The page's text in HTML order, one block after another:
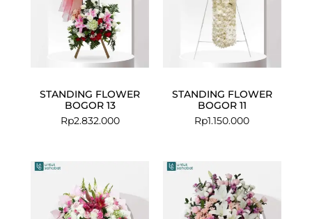
STANDING FLOWER
BOGOR 13
Rp2.832.000
STANDING FLOWER
BOGOR 11
Rp1.150.000